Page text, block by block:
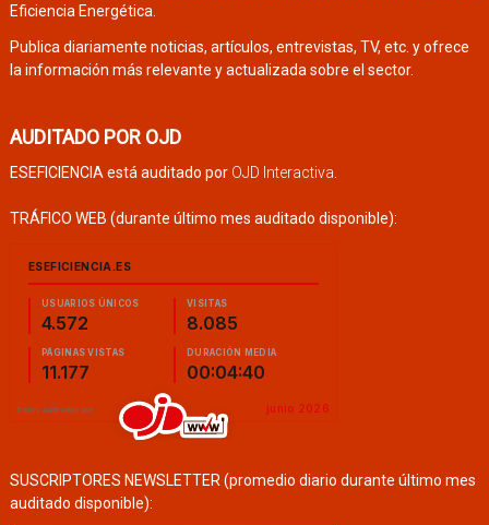
Eficiencia Energética.
Publica diariamente noticias, artículos, entrevistas, TV, etc. y ofrece
la información más relevante y actualizada sobre el sector.
AUDITADO POR OJD
ESEFICIENCIA está auditado por OJD Interactiva
TRÁFICO WEB (durante último mes auditado disponible):
SUSCRIPTORES NEWSLETTER (promedio diario durante último mes
auditado disponible):